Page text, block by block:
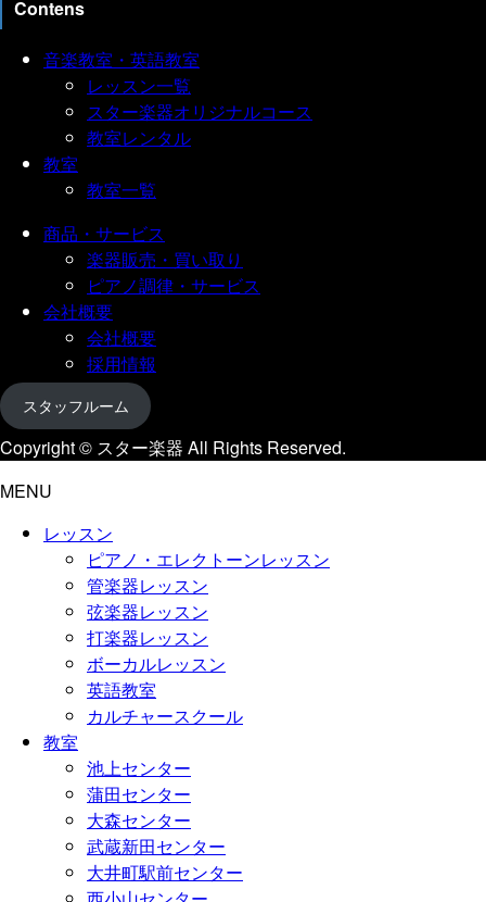
Contens
音楽教室・英語教室
レッスン一覧
スター楽器オリジナルコース
教室レンタル
教室
教室一覧
商品・サービス
楽器販売・買い取り
ピアノ調律・サービス
会社概要
会社概要
採用情報
スタッフルーム
Copyright © スター楽器 All Rights Reserved.
MENU
レッスン
ピアノ・エレクトーンレッスン
管楽器レッスン
弦楽器レッスン
打楽器レッスン
ボーカルレッスン
英語教室
カルチャースクール
教室
池上センター
蒲田センター
大森センター
武蔵新田センター
大井町駅前センター